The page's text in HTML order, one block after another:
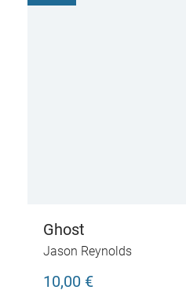
Ghost
Jason Reynolds
10,00 €